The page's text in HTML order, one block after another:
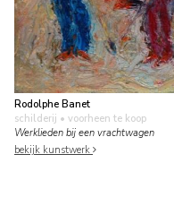
Rodolphe Banet
schilderij • voorheen te koop
Werklieden bij een vrachtwagen
bekijk kunstwerk